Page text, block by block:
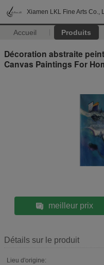
Xiamen LKL Fine Arts Co.,
Accueil Produits
Décoration abstraite
Canvas Paintings For
meilleur prix
Détails sur le produit
Lieu d'origine: